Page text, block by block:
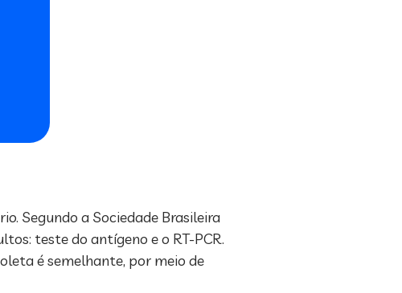
Segundo a Sociedade Brasileira
teste do antígeno e o RT-PCR.
é semelhante, por meio de